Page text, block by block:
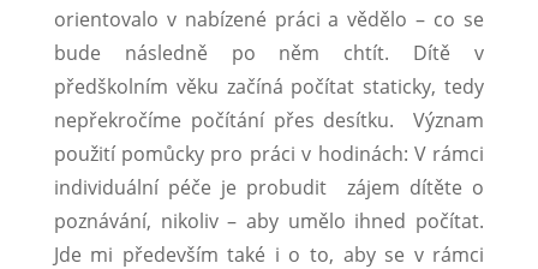
orientovalo v nabízené práci a vědělo – co se
bude následně po něm chtít. Dítě v
předškolním věku začíná počítat staticky, tedy
nepřekročíme počítání přes desítku.Význam
použití pomůcky pro práci v hodinách: V rámci
individuální péče je probudit zájem dítěte o
poznávání, nikoliv – aby umělo ihned počítat.
Jde mi především také i o to, aby se v rámci